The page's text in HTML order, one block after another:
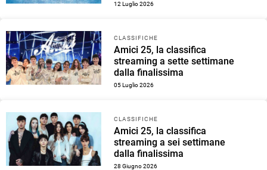
12 Luglio 2026
CLASSIFICHE
Amici 25, la classifica
streaming a sette settimane
dalla finalissima
05 Luglio 2026
CLASSIFICHE
Amici 25, la classifica
streaming a sei settimane
dalla finalissima
28 Giugno 2026